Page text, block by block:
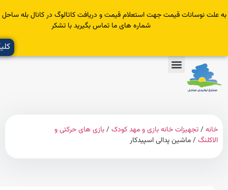
قیمت جهت استعلام قیمت و دریافت کاتالوگ در کانال بله ساحل عضو یا با
شماره های ما تماس بگیرید با تشکر
کلیک کنید
تجهیزات خانه بازی و مهد کودک/بازی های حرکتی و
/ ماشین پدالی اسپیدکار